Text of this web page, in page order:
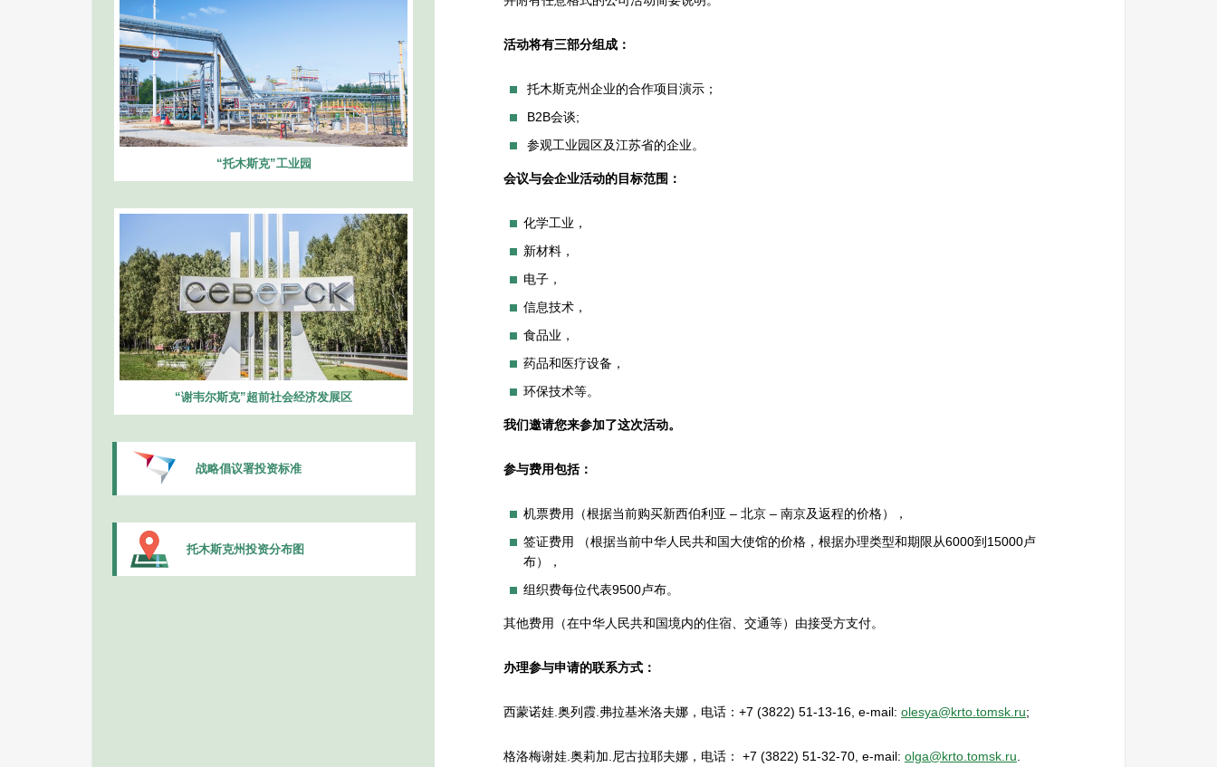
“托木斯克”工业园
“谢韦尔斯克”超前社会经济发展区
战略倡议署投资标准
托木斯克州投资分布图
活动将有三部分组成：
托木斯克州企业的合作项目演示；
B2B会谈;
参观工业园区及江苏省的企业。
会议与会企业活动的目标范围：
化学工业，
新材料，
电子，
信息技术，
食品业，
药品和医疗设备，
环保技术等。
我们邀请您来参加了这次活动。
参与费用包括：
机票费用（根据当前购买新西伯利亚 – 北京 – 南京及返程的价格），
签证费用 （根据当前中华人民共和国大使馆的价格，根据办理类型和期限从6000到15000卢
布），
组织费每位代表9500卢布。
其他费用（在中华人民共和国境内的住宿、交通等）由接受方支付。
办理参与申请的联系方式：
西蒙诺娃.奥列霞.弗拉基米洛夫娜，电话：+7 (3822) 51-13-16, e-mail: olesya@krto.tomsk.ru;
格洛梅谢娃.奥莉加.尼古拉耶夫娜，电话： +7 (3822) 51-32-70, e-mail: olga@krto.tomsk.ru